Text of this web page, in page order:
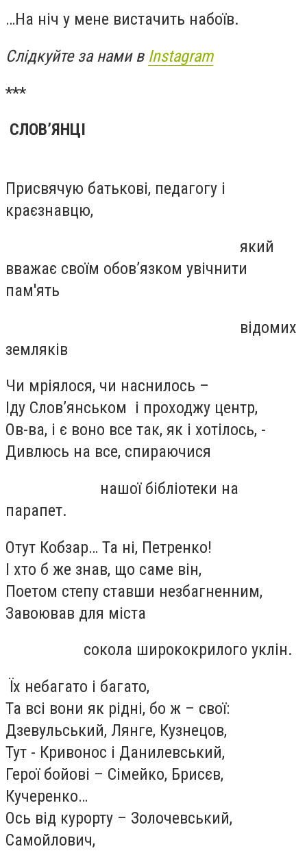
…На ніч у мене вистачить набоїв.
Слідкуйте за нами в Instagram
***
СЛОВ’ЯНЦІ
Присвячую батькові, педагогу і
краєзнавцю,
який
вважає своїм обов’язком увічнити
пам'ять
відомих
земляків
Чи мріялося, чи наснилось –
Іду Слов’янськом і проходжу центр,
Ов-ва, і є воно все так, як і хотілось, -
Дивлюсь на все, спираючися
нашої бібліотеки на
парапет.
Отут Кобзар… Та ні, Петренко!
І хто б же знав, що саме він,
Поетом степу ставши незбагненним,
Завоював для міста
сокола ширококрилого уклін.
Їх небагато і багато,
Та всі вони як рідні, бо ж – свої:
Дзевульський, Лянге, Кузнецов,
Тут - Кривонос і Данилевський,
Герої бойові – Сімейко, Брисєв,
Кучеренко…
Ось від курорту – Золочевський,
Самойлович,